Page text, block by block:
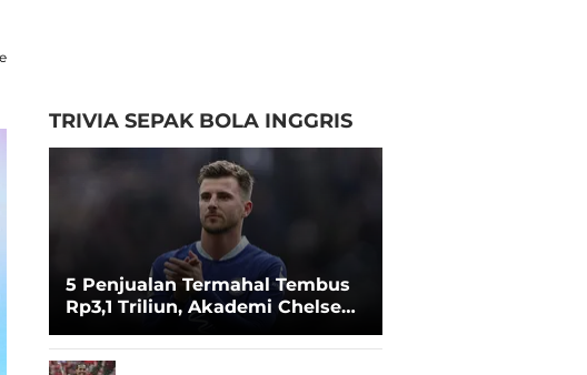
TRIVIA SEPAK BOLA INGGRIS
5 Penjualan Termahal Tembus
Rp3,1 Triliun, Akademi Chelsea